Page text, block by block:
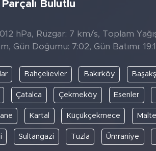
Parçalı Bulutlu
hPa, Rüzgar: 7 km/s, Toplam
Gün Doğumu: 7:02, Gün Batımı:
Bahçelievler Bakırköy
Çatalca Çekmeköy Esenler
Kartal Küçükçekmece
Sultangazi Tuzla Ümraniye